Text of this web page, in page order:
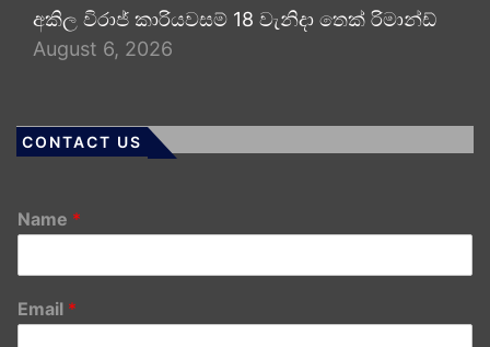
අකිල විරාජ් කාරියවසම් 18 වැනිදා තෙක් රිමාන්ඩ්
August 6, 2026
CONTACT US
Name *
Email *